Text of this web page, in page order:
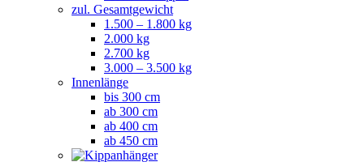
zul. Gesamtgewicht
1.500 – 1.800 kg
2.000 kg
2.700 kg
3.000 – 3.500 kg
Innenlänge
bis 300 cm
ab 300 cm
ab 400 cm
ab 450 cm